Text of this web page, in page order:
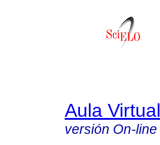
Aula Virtual
versión On-line